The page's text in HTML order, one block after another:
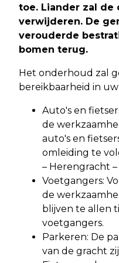
toe. Liander zal de
verwijderen. De
verouderde
bomen terug.
Het onderhoud zal
bereikbaarheid in
Auto's en
de
auto's en
omleiding te
– Herengracht
Voetgangers:
de
blijven te allen
voetgangers.
Parkeren: De
van de gracht